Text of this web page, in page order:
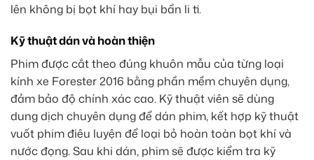
lên không bị bọt khí hay bụi bẩn li ti.
Kỹ thuật dán và hoàn thiện
Phim được cắt theo đúng khuôn mẫu của từng loại
kính xe Forester 2016 bằng phần mềm chuyên dụng,
đảm bảo độ chính xác cao. Kỹ thuật viên sẽ dùng
dung dịch chuyên dụng để dán phim, kết hợp kỹ thuật
vuốt phim điêu luyện để loại bỏ hoàn toàn bọt khí và
nước đọng. Sau khi dán, phim sẽ được kiểm tra kỹ